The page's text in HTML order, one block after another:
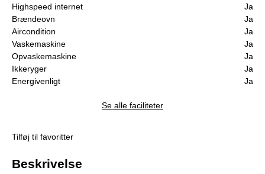
Highspeed internet
Ja
Brændeovn
Ja
Aircondition
Ja
Vaskemaskine
Ja
Opvaskemaskine
Ja
Ikkeryger
Ja
Energivenligt
Ja
Se alle faciliteter
Tilføj til favoritter
Beskrivelse